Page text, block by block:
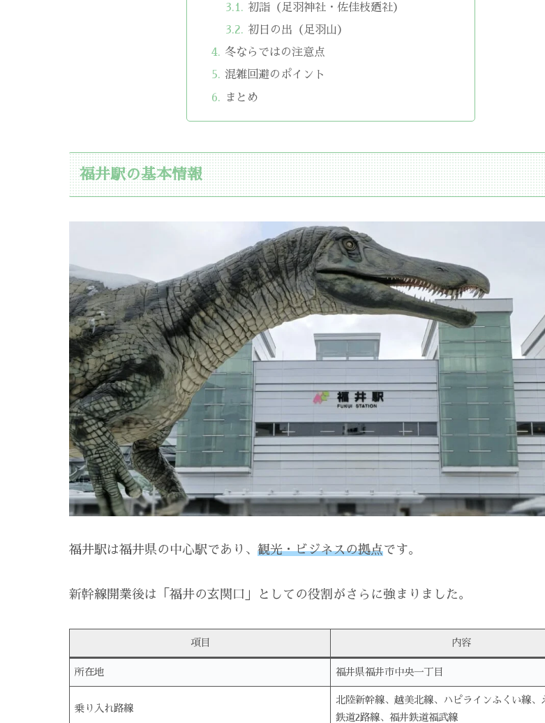
初詣（足羽神社・佐佳枝廼社）
初日の出（足羽山）
冬ならではの注意点
混雑回避のポイント
まとめ
福井駅の基本情報
福井駅は福井県の中心駅であり、 観光・ビジネスの拠点です。
新幹線開業後は「福井の玄関口」としての役割がさらに強まりました。
項目 内容
所在地 福井県福井市中央一丁目
乗り入れ路線
北陸新幹線、越美北線、ハピラインふくい線、
鉄道2路線、福井鉄道福武線